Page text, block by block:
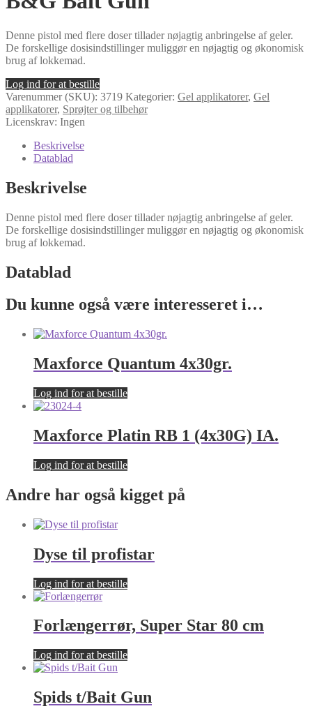
Denne pistol med flere doser tillader nøjagtig anbringelse af geler.
De forskellige dosisindstillinger muliggør en nøjagtig og økonomisk
brug af lokkemad.
Log ind for at bestille
Varenummer (SKU): 3719 Kategorier: Gel applikatorer, Gel
applikatorer, Sprøjter og tilbehør
Licenskrav: Ingen
Beskrivelse
Datablad
Beskrivelse
Denne pistol med flere doser tillader nøjagtig anbringelse af geler.
De forskellige dosisindstillinger muliggør en nøjagtig og økonomisk
brug af lokkemad.
Datablad
Du kunne også være interesseret i…
Maxforce Quantum 4x30gr.
Log ind for at bestille
Maxforce Platin RB 1 (4x30G) IA.
Log ind for at bestille
Andre har også kigget på
Dyse til profistar
Log ind for at bestille
Forlængerrør, Super Star 80 cm
Log ind for at bestille
Spids t/Bait Gun